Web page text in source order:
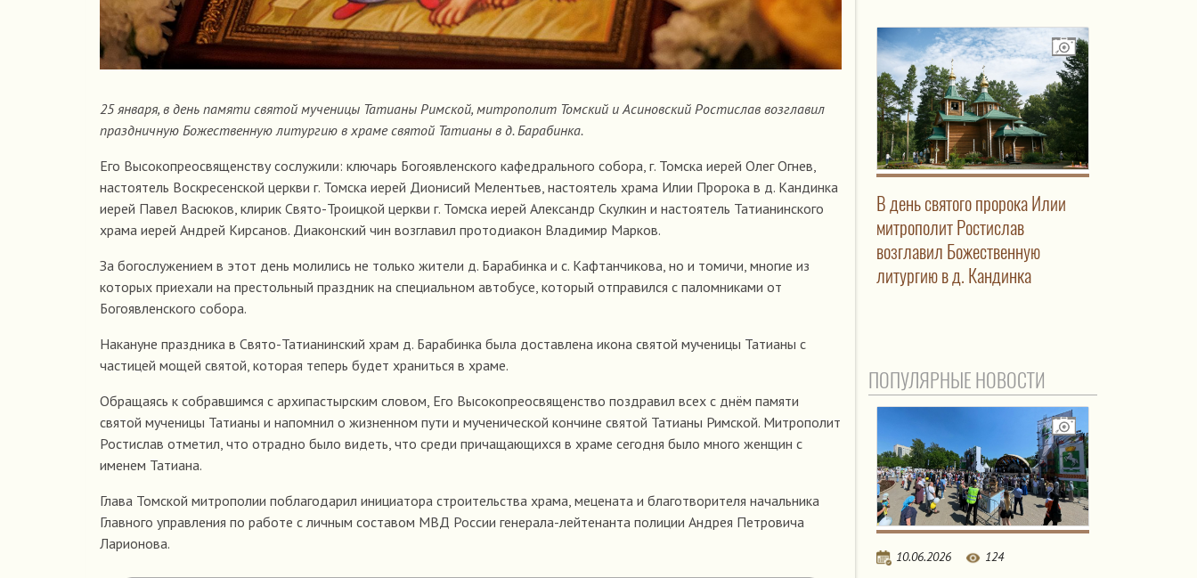
25 января, в день памяти святой мученицы Татианы Римской, митрополит Томский и Асиновский Ростислав возглавил
праздничную Божественную литургию в храме святой Татианы в д. Барабинка.
Его Высокопреосвященству сослужили: ключарь Богоявленского кафедрального собора, г. Томска иерей Олег Огнев,
настоятель Воскресенской церкви г. Томска иерей Дионисий Мелентьев, настоятель храма Илии Пророка в д. Кандинка
иерей Павел Васюков, клирик Свято-Троицкой церкви г. Томска иерей Александр Скулкин и настоятель Татианинского
храма иерей Андрей Кирсанов. Диаконский чин возглавил протодиакон Владимир Марков.
За богослужением в этот день молились не только жители д. Барабинка и с. Кафтанчикова, но и томичи, многие из
которых приехали на престольный праздник на специальном автобусе, который отправился с паломниками от
Богоявленского собора.
Накануне праздника в Свято-Татианинский храм д. Барабинка была доставлена икона святой мученицы Татианы с
частицей мощей святой, которая теперь будет храниться в храме.
Обращаясь к собравшимся с архипастырским словом, Его Высокопреосвященство поздравил всех с днём памяти
святой мученицы Татианы и напомнил о жизненном пути и мученической кончине святой Татианы Римской. Митрополит
Ростислав отметил, что отрадно было видеть, что среди причащающихся в храме сегодня было много женщин с
именем Татиана.
Глава Томской митрополии поблагодарил инициатора строительства храма, мецената и благотворителя начальника
Главного управления по работе с личным составом МВД России генерала-лейтенанта полиции Андрея Петровича
Ларионова.
В день святого пророка Илии
митрополит Ростислав
возглавил Божественную
литургию в д. Кандинка
ПОПУЛЯРНЫЕ НОВОСТИ
10.06.2026 124